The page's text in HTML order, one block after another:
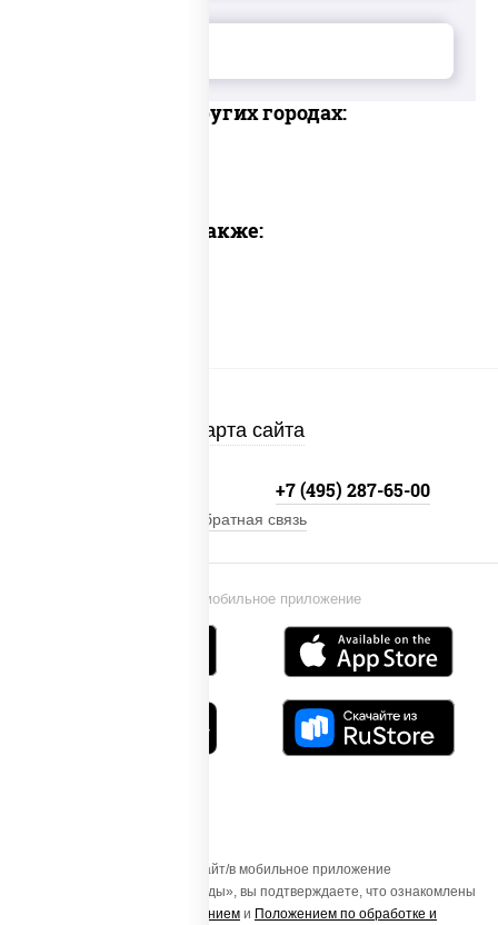
Доставка в других городах:
Предлагаем также:
Карта сайта
Установи мобильное приложение
+7 (495) 287-65-00
Обратная связь
Осуществляя вход на этот Сайт/в мобильное приложение
«ПиццаСушиВок - доставка еды», вы подтверждаете, что ознакомлены
Пользовательским соглашением и Положением по обработке и